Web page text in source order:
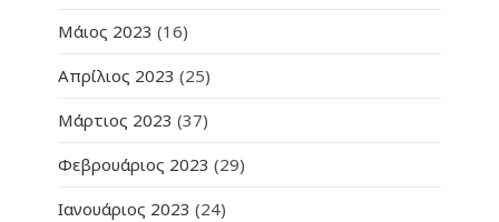
Μάιος 2023 (16)
Απρίλιος 2023 (25)
Μάρτιος 2023 (37)
Φεβρουάριος 2023 (29)
Ιανουάριος 2023 (24)